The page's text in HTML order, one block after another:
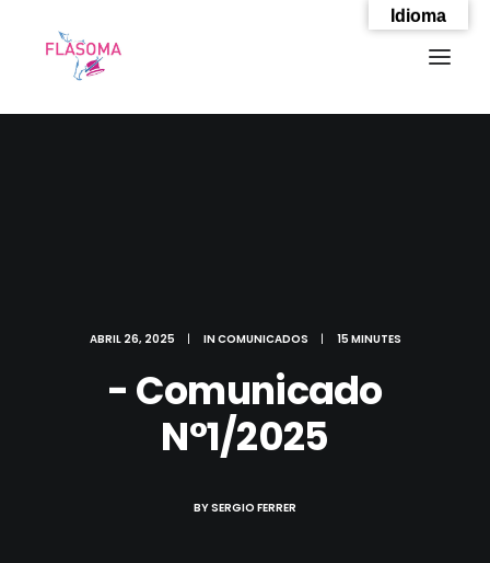
SEARCH
ABRIL 26, 2025 | INCOMUNICADOS | 15 MINUTES
- Comunicado
N°1/2025
BYSERGIO FERRER
Idioma